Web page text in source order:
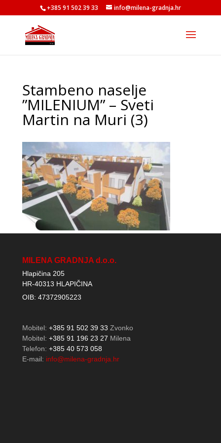
+385 91 502 39 33 info@milena-gradnja.hr
Stambeno naselje
”MILENIUM” – Sveti
Martin na Muri (3)
MILENA GRADNJA d.o.o.
Hlapičina 205
HR-40313 HLAPIČINA
OIB: 47372905223
Mobitel: +385 91 502 39 33 Zvonko
Mobitel: +385 91 196 23 27 Milena
Telefon: +385 40 573 058
E-mail: info@milena-gradnja.hr